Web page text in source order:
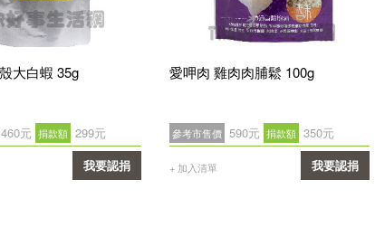
大白蝦 35g
460元 捐款額 299元
我要認捐
愛呷肉 雞肉肉脯鬆 100g
參考市售價 590元 捐款額 350元
+ 加入清單 我要認捐